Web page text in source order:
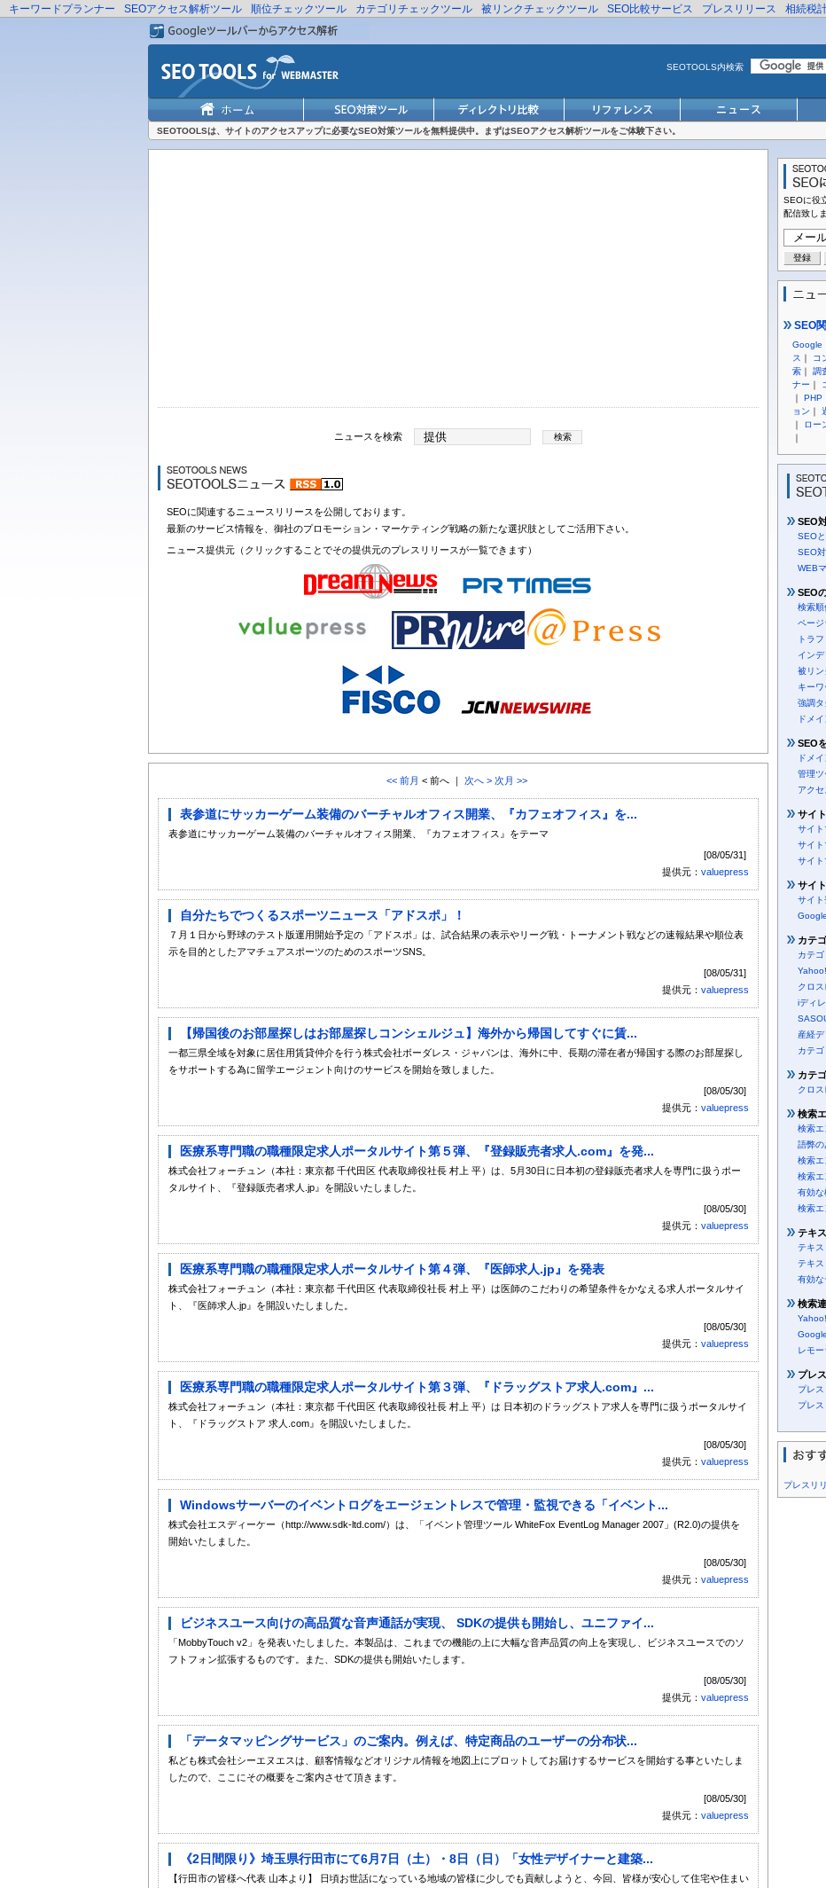
キーワードプランナー SEOアクセス解析ツール 順位チェックツール カテゴリチェックツール 被リンクチェックツール SEO比較サービス プレスリリース 相続税
SEOTOOLS内検索
SEOTOOLSは、サイトのアクセスアップに必要なSEO対策ツールを無料提供中。まずはSEOアクセス解析ツールをご体験下さい。
ニュースを検索
SEOに関連するニュースリリースを公開しております。
最新のサービス情報を、御社のプロモーション・マーケティング戦略の新たな選択肢としてご活用下さい。
ニュース提供元（クリックすることでその提供元のプレスリリースが一覧できます）
<< 前月 < 前へ ｜ 次へ > 次月 >>
表参道にサッカーゲーム装備のバーチャルオフィス開業、『カフェオフィス』を...
表参道にサッカーゲーム装備のバーチャルオフィス開業、『カフェオフィス』をテーマ
[08/05/31]
提供元： valuepress
自分たちでつくるスポーツニュース「アドスポ」！
７月１日から野球のテスト版運用開始予定の「アドスポ」は、試合結果の表示やリーグ戦・トーナメント戦などの速報結果や順位表
示を目的としたアマチュアスポーツのためのスポーツSNS。
[08/05/31]
提供元： valuepress
【帰国後のお部屋探しはお部屋探しコンシェルジュ】海外から帰国してすぐに賃...
一都三県全域を対象に居住用賃貸仲介を行う株式会社ボーダレス・ジャパンは、海外に中、長期の滞在者が帰国する際のお部屋探し
をサポートする為に留学エージェント向けのサービスを開始を致しました。
[08/05/30]
提供元： valuepress
医療系専門職の職種限定求人ポータルサイト第５弾、『登録販売者求人.com』を発...
株式会社フォーチュン（本社：東京都 千代田区 代表取締役社長 村上 平）は、5月30日に日本初の登録販売者求人を専門に扱うポー
タルサイト、『登録販売者求人.jp』を開設いたしました。
[08/05/30]
提供元： valuepress
医療系専門職の職種限定求人ポータルサイト第４弾、『医師求人.jp』を発表
株式会社フォーチュン（本社：東京都 千代田区 代表取締役社長 村上 平）は医師のこだわりの希望条件をかなえる求人ポータルサイ
ト、『医師求人.jp』を開設いたしました。
[08/05/30]
提供元： valuepress
医療系専門職の職種限定求人ポータルサイト第３弾、『ドラッグストア求人.com』...
株式会社フォーチュン（本社：東京都 千代田区 代表取締役社長 村上 平）は 日本初のドラッグストア求人を専門に扱うポータルサイ
ト、『ドラッグストア 求人.com』を開設いたしました。
[08/05/30]
提供元： valuepress
Windowsサーバーのイベントログをエージェントレスで管理・監視できる「イベント...
株式会社エスディーケー（http://www.sdk-ltd.com/）は、「イベント管理ツール WhiteFox EventLog Manager 2007」(R2.0)の提供を
開始いたしました。
[08/05/30]
提供元： valuepress
ビジネスユース向けの高品質な音声通話が実現、 SDKの提供も開始し、ユニファイ...
「MobbyTouch v2」を発表いたしました。本製品は、これまでの機能の上に大幅な音声品質の向上を実現し、ビジネスユースでのソ
フトフォン拡張するものです。また、SDKの提供も開始いたします。
[08/05/30]
提供元： valuepress
「データマッピングサービス」のご案内。例えば、特定商品のユーザーの分布状...
私ども株式会社シーエヌエスは、顧客情報などオリジナル情報を地図上にプロットしてお届けするサービスを開始する事といたしま
したので、ここにその概要をご案内させて頂きます。
[08/05/30]
提供元： valuepress
《2日間限り》埼玉県行田市にて6月7日（土）・8日（日）「女性デザイナーと建築...
【行田市の皆様へ代表 山本より】 日頃お世話になっている地域の皆様に少しでも貢献しようと、今回、皆様が安心して住宅や住まい
SEOに役
配信致しま
SEO
Google
ス ｜ コ
索 ｜ 調
ナー ｜
｜ PHP
ョン ｜
｜ ロー
｜
SEO
SEO
SEO
WEB
SEO
検索順
ページ
トラ
イン
被リン
キーワ
強調タ
ドメ
SEO
ドメ
管理ツ
アク
サイ
サイト
サイト
サイト
サイ
サイト
カテ
カテゴ
クロ
iディ
産経デ
カテ
カテ
クロ
検索
検索エ
語弊の
検索エ
検索エ
有効な
検索エ
テキ
テキス
テキス
有効な
検索
レモ
プレ
プレ
プレ
プレスリ